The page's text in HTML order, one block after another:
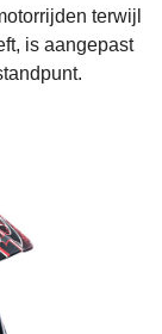
terwijl
is aangepast